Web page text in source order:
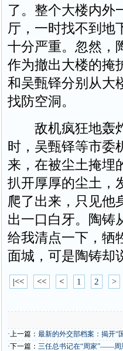
了。整个大楼内外
厅，一时找不到地
十分严重。忽然，
作为撤出大楼的掩
和吴甄铎分别从大
找防空洞。
敌机疯狂地轰炸
时，吴甄铎等市委
来，在被尘土掩埋
扒开厚厚的尘土，
爬了出来，只见他
出一口白牙。陶铸
给我清点一下，牺
面城，可是陶铸却
|<< << < 1 2 >
·上一篇： 最新的外交部档案：揭开“
·下一篇： 三任总书记在“周家”——周